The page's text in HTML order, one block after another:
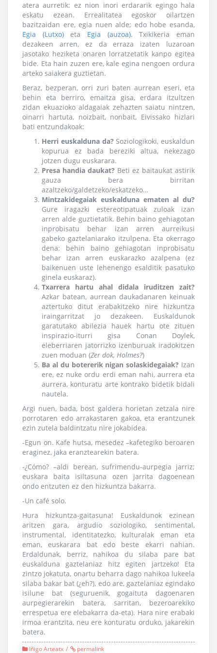
atera aurretik: ez nion inori erdararik egingo hala
eskatu ezean. Errealitatea egoskor oilartzen
bazitzaidan ere, egia nuen alde; edo hobe esanda,
Egia (Lutxo)eta Egia (auzoa). Txikikeria eman
dezakeen arren, ez da erraza izaten luzaroan
jasotako heziketa onaren lorratzetatik kanpo egitea
bide. Eta hain zuzen ere, kale egina nengoen ordura
arteko saiakera guztietan.
Beraz, bezperan, orri zuri baten aurrean eseri, eta
behin eta berriro, emaitza gisa, erdara itzultzen
zidan ekuazioko aldagaiak zehazten saiatu nintzen,
oinarri hartuta, noizbait, nonbait, Eivissako hizlari
bati entzundakoak:
Herri euskalduna da?Soziologikoki, euskaldun
kopurua ez bada bereziki altua, nekezago
jotzen dugu euskarara.
Presa handia daukat? Beti ez baitaukat astirik
gauza bera birritan
azaltzeko/galdetzeko/eskatzeko…
Mintzakidegaiak euskalduna ematen al du?
Gure iragazki estereotipatuak zuloak izan
arren alde guztietatik. Behin baino gehiagotan
inprobisatu behar izan arren aurreikusi
gabeko gaztelaniarako itzulpena. Eta okerrago
dena: behin baino gehiagotan inprobisatu
behar izan arren euskarazko azalpena (ez
baikenuen uste lehenengo esalditik pasatuko
ginela euskaraz).
Txarrera hartu ahal didala iruditzen zait?
Azkar batean, aurrean daukadanaren keinuak
aztertuko ditut erabakitzeko nire hizkuntza
iraingarritzat jo dezakeen. Euskaldunok
garatutako abilezia hauek hartu ote zituen
inspirazio-iturri gisa Conan Doylek,
eleberriaren jatorrizko izenburuak iradokitzen
zuen moduan (Zer dok, Holmes?)
Ba al du botererik nigan solaskidegaiak? Izan
ere, ez nuke ordu erdi eman nahi, aurrera eta
aurrera, konturatu arte kontrako bidetik bidali
nautela.
Argi nuen, bada, bost galdera horietan zetzala nire
porrotaren edo arrakastaren gakoa, eta erantzunek
ezin zutela baldintzatu nire jokabidea.
-Egun on. Kafe hutsa, mesedez –kafetegiko beroaren
eraginez, jaka eranztearekin batera.
-¿Cómo? –aldi berean, sufrimendu-aurpegia jarriz;
euskara baita isiltasuna ozen jarrita dagoenean
ondo entzuten ez den hizkuntza bakarra.
-Un café solo.
Hura hizkuntza-gaitasuna! Euskaldunok ezinean
aritzen gara, argudio soziologiko, sentimental,
instrumental, identitatezko, kulturalak eman eta
eman, euskarara bat edo beste ekarri nahian.
Erdaldunak, berriz, nahikoa du silaba pare bat
euskalduna gaztelaniaz hitz egiten jartzeko! Eta
zintzo jokatuta, onartu beharra dago nahikoa lukeela
silaba bakar bat (¿eh?), edo are, gaztelaniaz egindako
isilune bat (seguruenik, gogaituta dagoenaren
aurpegierarekin batera, sarritan, bezeroarekiko
errespetua ere elebakarra da-eta). Hara nire erabaki
irmoa erantzita, neu ere konturatu orduko, jakarekin
batera.
Iñigo Arteatx permalink